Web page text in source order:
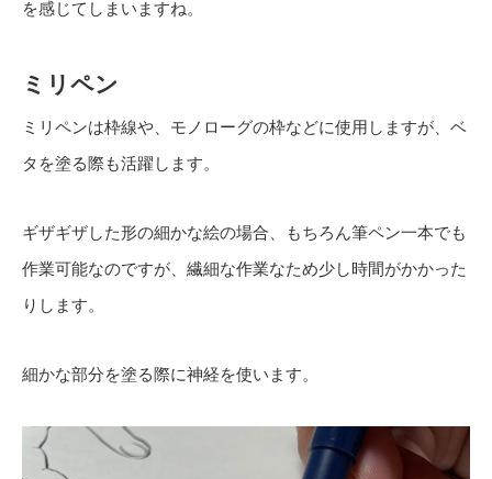
を感じてしまいますね。
ミリペン
ミリペンは枠線や、モノローグの枠などに使用しますが、ベ
タを塗る際も活躍します。
ギザギザした形の細かな絵の場合、もちろん筆ペン一本でも
作業可能なのですが、繊細な作業なため少し時間がかかった
りします。
細かな部分を塗る際に神経を使います。